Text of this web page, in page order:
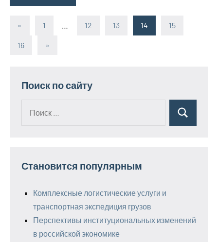
Пагинация
«
Предыдущие
1 12 13 14 15
16
Следующие
»
Поиск по сайту
Поиск
Становится популярным
Комплексные логистические услуги и
транспортная экспедиция грузов
Перспективы институциональных изменений
в российской экономике